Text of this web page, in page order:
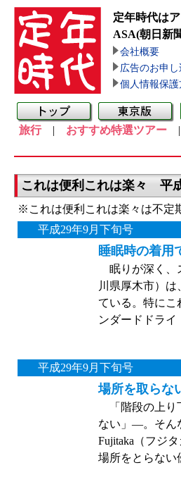
定年時代は
ASA(朝日新
会社概要
広告のお申し
個人情報保護
旅行| おすすめ特選ツアー
これは便利これは楽々 平
※これは便利これは楽々は不定
平成29年9月下旬号
睡眠時の着用
眠りが深く、
川県厚木市）
ている。特にこ
ンダードドラ
平成29年9月下旬号
場所を取らな
「階段の上り
ない」—。そん
Fujitaka（フジ
場所をとらない